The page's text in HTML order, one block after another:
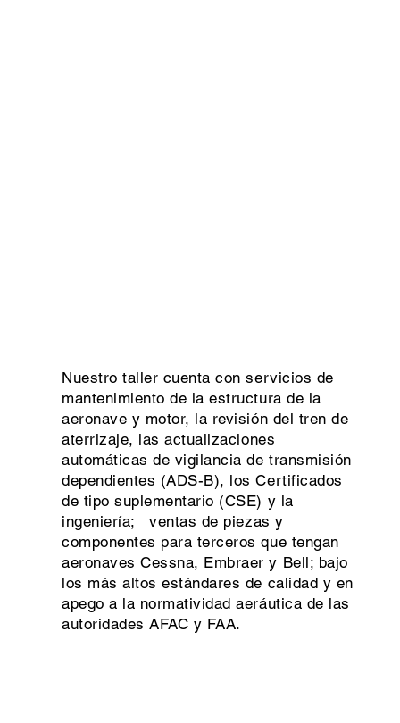
Nuestro taller cuenta con servicios de
mantenimiento de la estructura de la
aeronave y motor, la revisión del tren de
aterrizaje, las actualizaciones
automáticas de vigilancia de transmisión
dependientes (ADS-B), los Certificados
de tipo suplementario (CSE) y la
ingeniería; ventas de piezas y
componentes para terceros que tengan
aeronaves Cessna, Embraer y Bell; bajo
los más altos estándares de calidad y en
apego a la normatividad aeráutica de las
autoridades AFAC y FAA.